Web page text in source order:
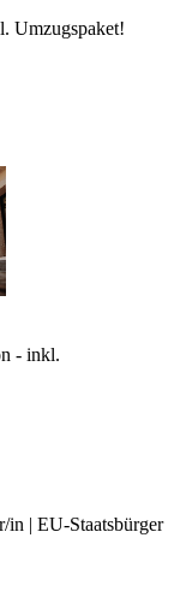
Umzugspaket!
- inkl.